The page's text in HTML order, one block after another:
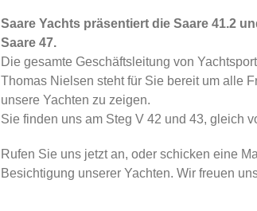
Saare Yachts präsentiert die Saare 41.2
Saare 47.
Die gesamte Geschäftsleitung von
Thomas Nielsen steht für Sie bereit um alle
unsere Yachten zu zeigen.
Sie finden uns am Steg V 42 und 43, gleich
Rufen Sie uns jetzt an, oder schicken eine
Besichtigung unserer Yachten. Wir freuen